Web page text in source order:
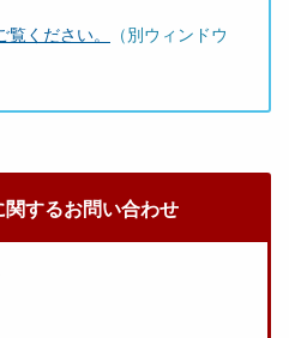
ください。
（別ウィンドウ
関するお問い合わせ